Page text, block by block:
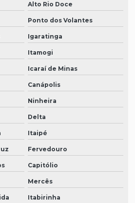
Alto Rio Doce
Ponto dos Volantes
Igaratinga
Itamogi
Icaraí de Minas
Canápolis
Ninheira
Delta
Itaipé
Fervedouro
Capitólio
Mercês
Itabirinha